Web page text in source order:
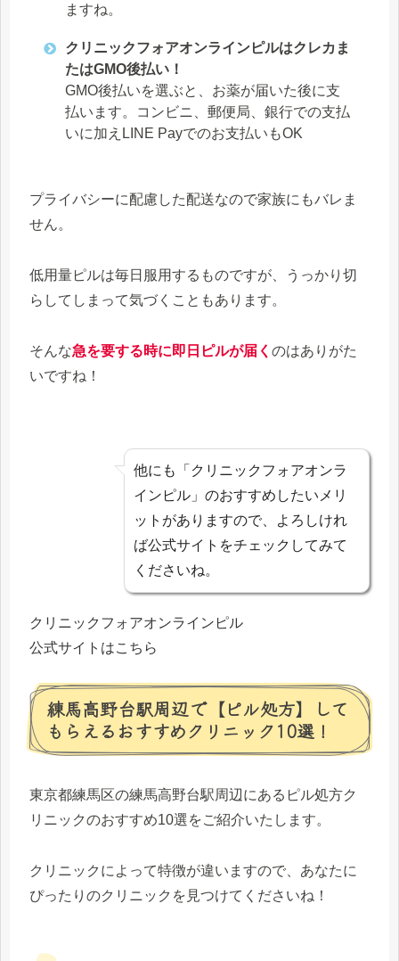
ますね。
クリニックフォアオンラインピルはクレカま
たはGMO後払い！
GMO後払いを選ぶと、お薬が届いた後に支
払います。コンビニ、郵便局、銀行での支払
いに加えLINE Payでのお支払いもOK
プライバシーに配慮した配送なので家族にもバレま
せん。
低用量ピルは毎日服用するものですが、うっかり切
らしてしまって気づくこともあります。
そんな急を要する時に即日ピルが届く のはありがた
いですね！
他にも「クリニックフォアオンラ
インピル」のおすすめしたいメリ
ットがありますので、よろしけれ
ば公式サイトをチェックしてみて
くださいね。
クリニックフォアオンラインピル
公式サイトはこちら
練馬高野台駅周辺で【ピル処方】して
もらえるおすすめクリニック10選！
東京都練馬区の練馬高野台駅周辺にあるピル処方ク
リニックのおすすめ10選をご紹介いたします。
クリニックによって特徴が違いますので、あなたに
ぴったりのクリニックを見つけてくださいね！